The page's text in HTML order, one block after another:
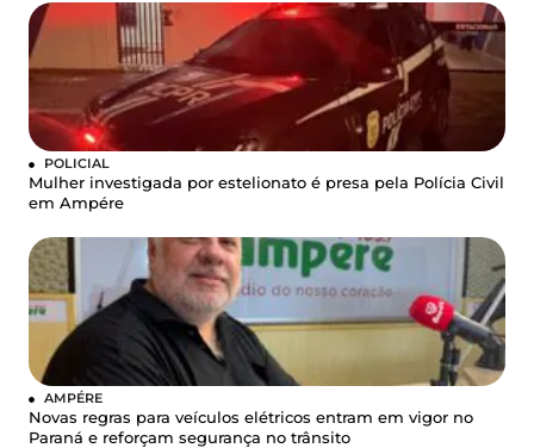
POLICIAL
Mulher investigada por estelionato é presa pela Polícia Civil
em Ampére
AMPÉRE
Novas regras para veículos elétricos entram em vigor no
Paraná e reforçam segurança no trânsito